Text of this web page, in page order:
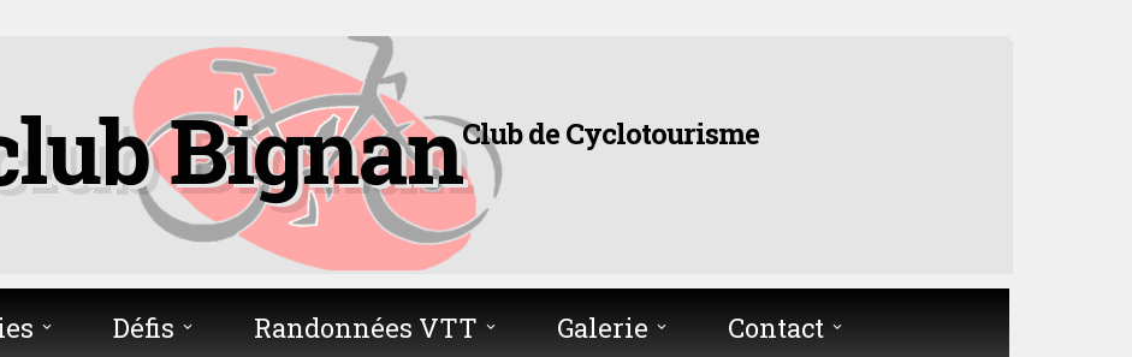
BignanClub de Cyclotourisme
Défis Randonnées VTT Galerie Contact